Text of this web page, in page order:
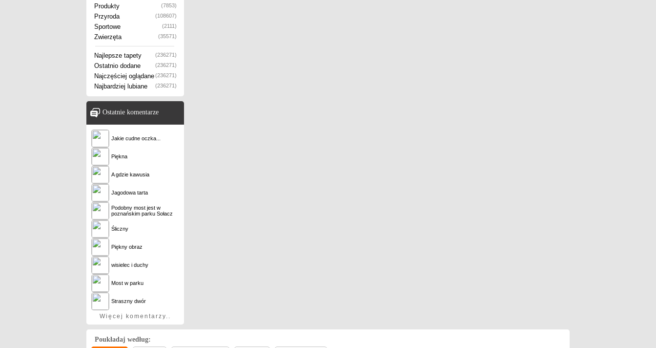
Produkty (7853)
Przyroda (108607)
Sportowe (2111)
Zwierzęta (35571)
Najlepsze tapety (236271)
Ostatnio dodane (236271)
Najczęściej oglądane(236271)
Najbardziej lubiane (236271)
Ostatnie komentarze
Jakie cudne oczka...
Piękna
A gdzie kawusia
Jagodowa tarta
Podobny most jest w
poznańskim parku Sołacz
Śliczny
Piękny obraz
wisielec i duchy
Most w parku
Straszny dwór
Więcej komentarzy..
Poukładaj według: